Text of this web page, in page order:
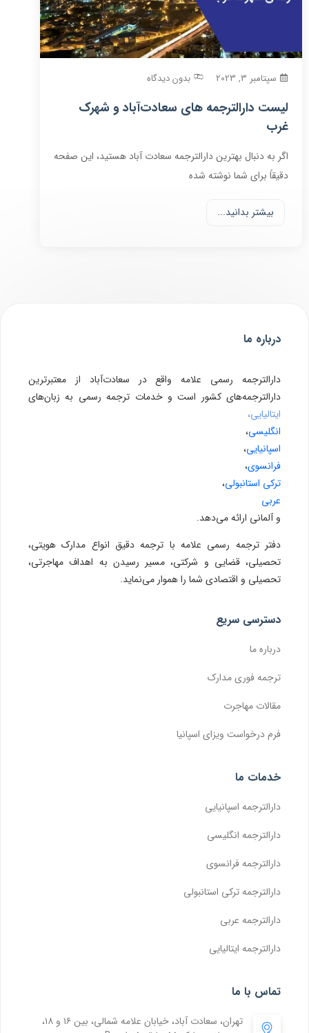
سپتامبر 3, 2023 بدون دیدگاه
لیست دارالترجمه های سعادت‌آباد و شهرک
غرب
اگر به دنبال بهترین دارالترجمه سعادت آباد هستید، این صفحه
دقیقاً برای شما نوشته شده
بیشتر بدانید...
درباره ما
دارالترجمه رسمی علامه واقع در سعادت‌آباد از معتبرترین
دارالترجمه‌های کشور است و خدمات ترجمه رسمی به زبان‌های
ایتالیایی،
انگلیسی،
اسپانیایی،
فرانسوی،
ترکی استانبولی،
عربی
و آلمانی ارائه می‌دهد.
دفتر ترجمه رسمی علامه با ترجمه دقیق انواع مدارک هویتی،
تحصیلی، قضایی و شرکتی، مسیر رسیدن به اهداف مهاجرتی،
تحصیلی و اقتصادی شما را هموار می‌نماید.
دسترسی سریع
درباره ما
ترجمه فوری مدارک
مقالات مهاجرت
فرم درخواست ویزای اسپانیا
خدمات ما
دارالترجمه اسپانیایی
دارالترجمه انگلیسی
دارالترجمه فرانسوی
دارالترجمه ترکی استانبولی
دارالترجمه عربی
دارالترجمه ایتالیایی
تماس با ما
تهران، سعادت آباد، خیابان علامه شمالی، بین ۱۶ و ۱۸،